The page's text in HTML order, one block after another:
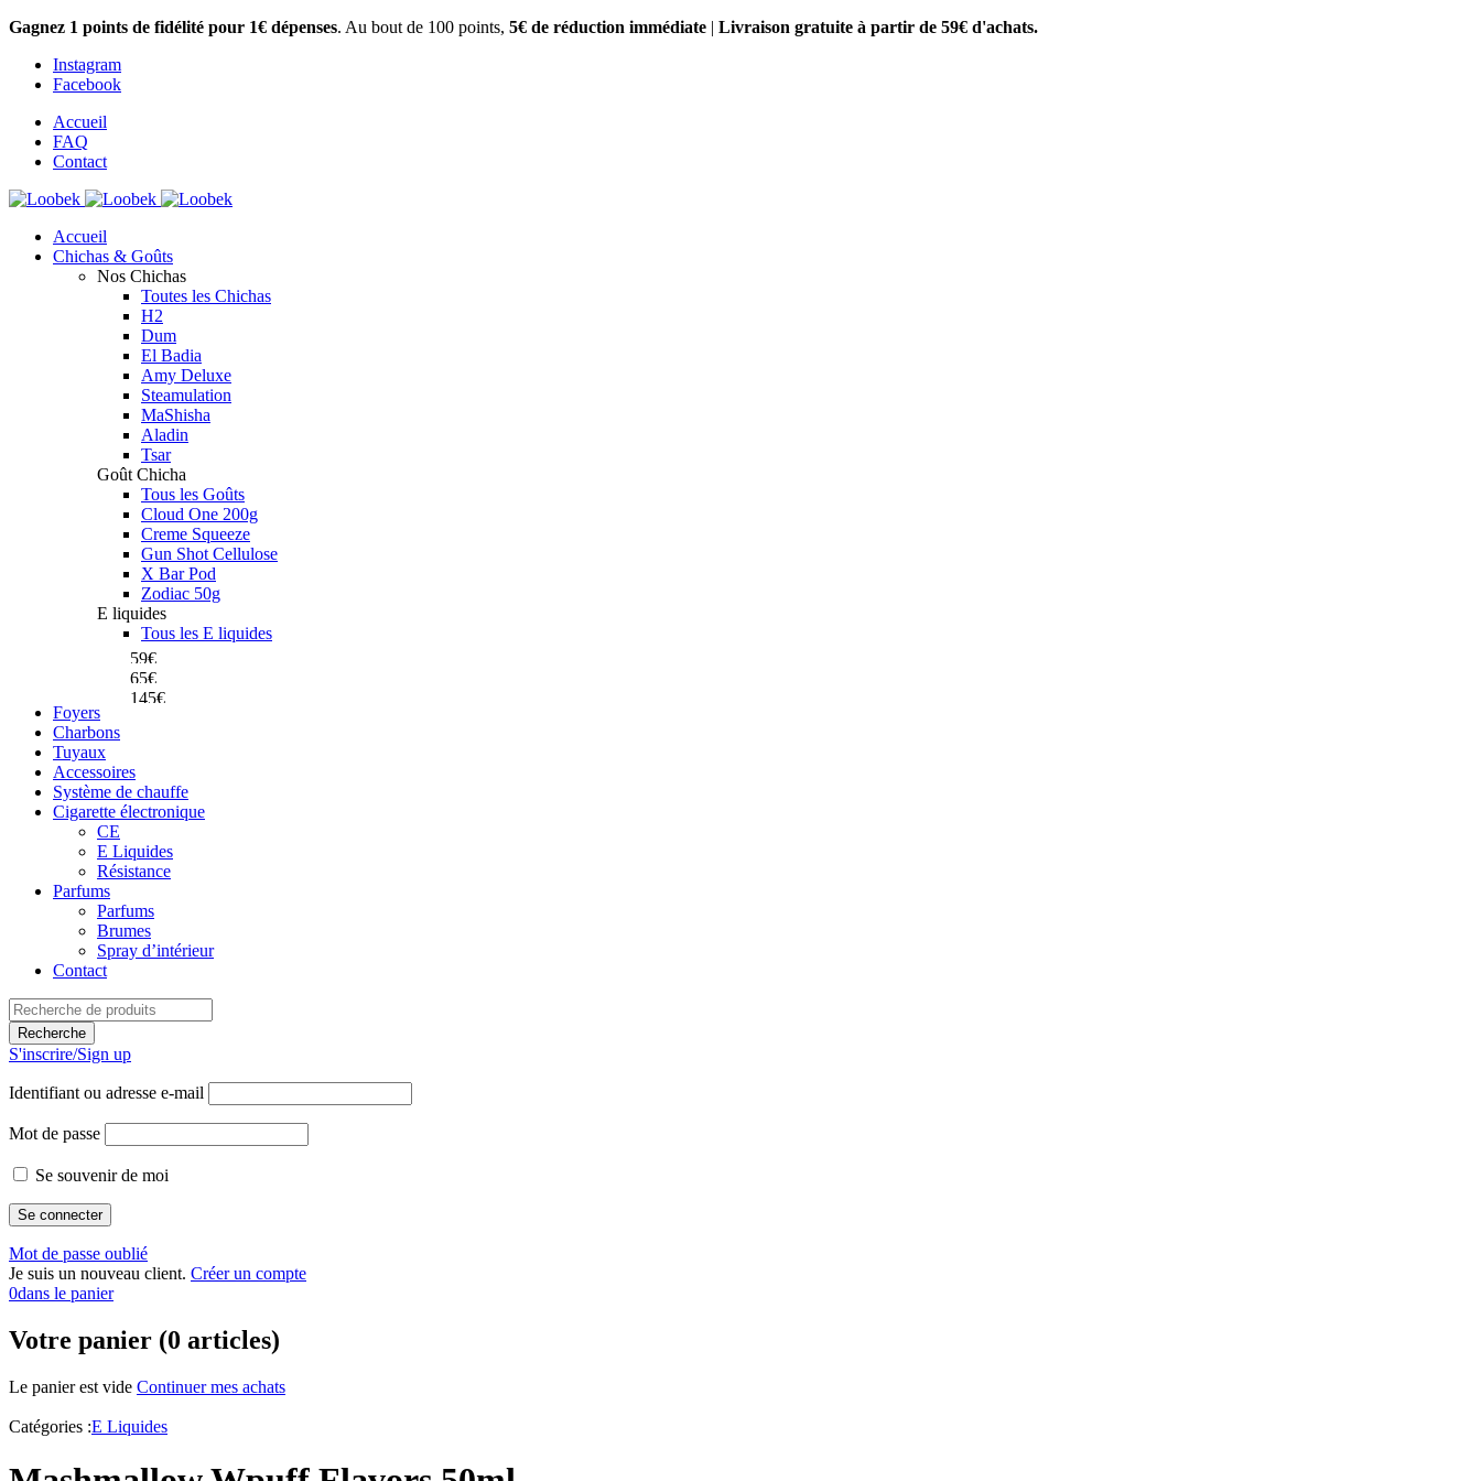
Gagnez 1 points de fidélité pour 1€ dépenses. Au bout de 100 points, 5€ de réduction immédiate | Livraison gratuite à partir de 59€ d'achats.
Instagram
Facebook
Accueil
FAQ
Contact
Accueil
Chichas & Goûts
Nos Chichas
Toutes les Chichas
H2
Dum
El Badia
Amy Deluxe
Steamulation
MaShisha
Aladin
Tsar
Goût Chicha
Tous les Goûts
Cloud One 200g
Creme Squeeze
Gun Shot Cellulose
X Bar Pod
Zodiac 50g
E liquides
Tous les E liquides
Celeste El Badia
59€
Achetez
Dum Magnum Mini
65€
Dum Crazy Skull
145€
Foyers
Charbons
Tuyaux
Accessoires
Système de chauffe
Cigarette électronique
CE
E Liquides
Résistance
Parfums
Parfums
Brumes
Spray d’intérieur
Contact
S'inscrire/Sign up
Identifiant ou adresse e-mail
Mot de passe
Se souvenir de moi
Mot de passe oublié
Je suis un nouveau client. Créer un compte
0dans le panier
Votre panier (0 articles)
Le panier est vide Continuer mes achats
Catégories :E Liquides